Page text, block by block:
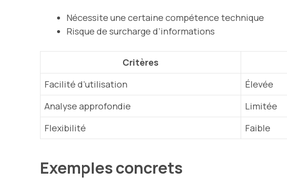
Nécessite une certaine compétence technique
Risque de surcharge d’informations
Critères
Facilité d’utilisation
Élevée
Analyse approfondie
Limitée
Flexibilité
Faible
Exemples concrets